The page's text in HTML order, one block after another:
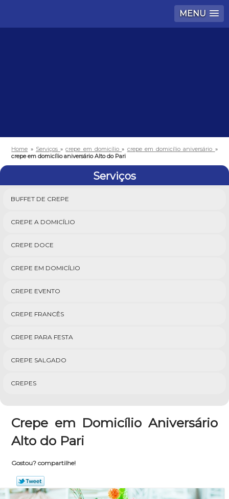
MENU
Home » Serviços»crepe em domicílio» crepe em domicílio aniversário »
crepe em domicílio aniversário Alto do Pari
Serviços
BUFFET DE CREPE
CREPE A DOMICÍLIO
CREPE DOCE
CREPE EM DOMICÍLIO
CREPE EVENTO
CREPE FRANCÊS
CREPE PARA FESTA
CREPE SALGADO
CREPES
Crepe em Domicílio Aniversário
Alto do Pari
Gostou? compartilhe!